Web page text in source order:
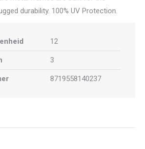
durability. 100% UV Protection.
12
3
8719558140237